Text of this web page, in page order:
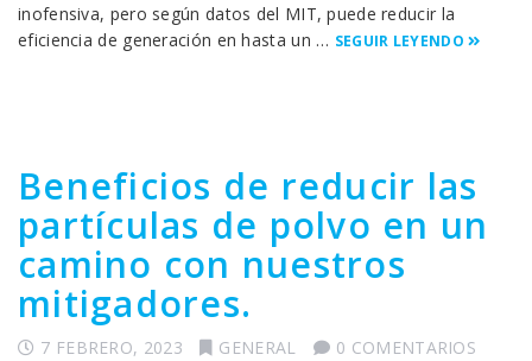
inofensiva, pero según datos del MIT, puede reducir la
eficiencia de generación en hasta un … SEGUIR LEYENDO
Beneficios de reducir las
partículas de polvo en un
camino con nuestros
mitigadores.
7 FEBRERO, 2023 GENERAL
0 COMENTARIOS